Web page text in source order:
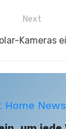
Next
Kameras
Home